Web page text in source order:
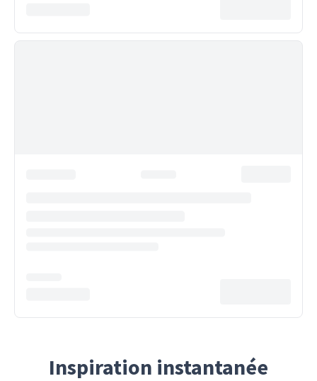
Inspiration instantanée